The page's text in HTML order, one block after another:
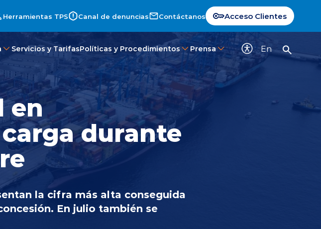
Herramientas TPS Canal de denuncias Contáctanos Acceso Clientes
Servicios y TarifasPolíticas y Procedimientos Prensa En
en
durante
la cifra más alta conseguida
En julio también se